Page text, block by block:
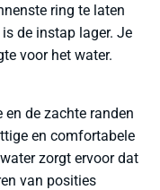
ring te laten
de instap lager. Je
voor het water.
en de zachte randen
en comfortabele
zorgt ervoor dat
van posities